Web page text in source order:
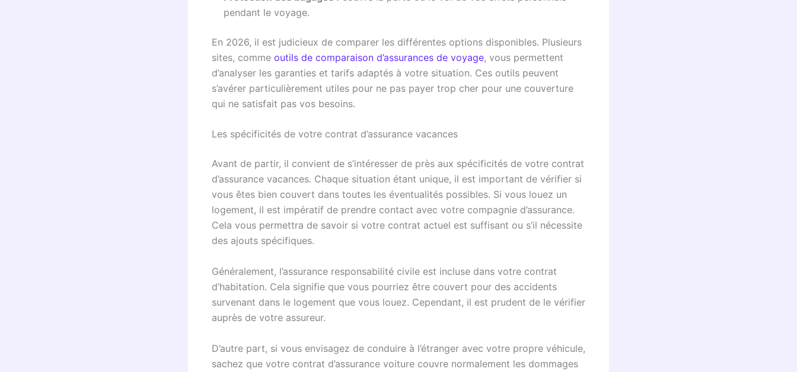
pendant le voyage.
En 2026, il est judicieux de comparer les différentes options disponibles. Plusieurs
sites, comme outils de comparaison d’assurances de voyage, vous permettent
d’analyser les garanties et tarifs adaptés à votre situation. Ces outils peuvent
s’avérer particulièrement utiles pour ne pas payer trop cher pour une couverture
qui ne satisfait pas vos besoins.
Les spécificités de votre contrat d’assurance vacances
Avant de partir, il convient de s’intéresser de près aux spécificités de votre contrat
d’assurance vacances. Chaque situation étant unique, il est important de vérifier si
vous êtes bien couvert dans toutes les éventualités possibles. Si vous louez un
logement, il est impératif de prendre contact avec votre compagnie d’assurance.
Cela vous permettra de savoir si votre contrat actuel est suffisant ou s’il nécessite
des ajouts spécifiques.
Généralement, l’assurance responsabilité civile est incluse dans votre contrat
d’habitation. Cela signifie que vous pourriez être couvert pour des accidents
survenant dans le logement que vous louez. Cependant, il est prudent de le vérifier
auprès de votre assureur.
D’autre part, si vous envisagez de conduire à l’étranger avec votre propre véhicule,
sachez que votre contrat d’assurance voiture couvre normalement les dommages